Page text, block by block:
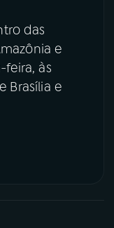
das
e
feira, às
Brasília e